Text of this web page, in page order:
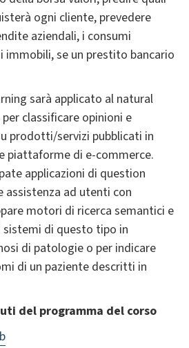
ogni cliente, prevedere
aziendali, i consumi
immobili, se un prestito bancario
sarà applicato al natural
classificare opinioni e
prodotti/servizi pubblicati in
piattaforme di e-commerce.
applicazioni di question
assistenza ad utenti con
motori di ricerca semantici e
di questo tipo in
di patologie o per indicare
di un paziente descritti in
del programma del corso